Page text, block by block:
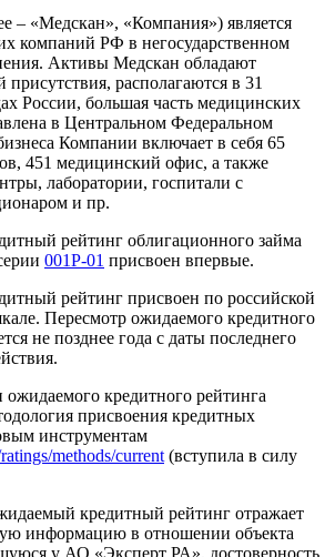
– «Медскан», «Компания») является
компаний РФ в негосударственном
Активы Медскан обладают
располагаются в 31
России, большая часть медицинских
в Центральном Федеральном
Компании включает в себя 65
451 медицинский офис, а также
лаборатории, госпитали с
и пр.
рейтинг облигационного займа
001P-01 присвоен впервые.
рейтинг присвоен по российской
Пересмотр ожидаемого кредитного
не позднее года с даты последнего
кредитного рейтинга
присвоения кредитных
инструментам
methods/current (вступила в силу
кредитный рейтинг отражает
информацию в отношении объекта